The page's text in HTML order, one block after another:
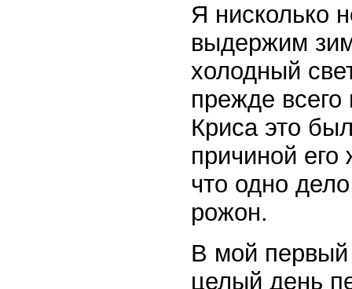
Я нисколько
выдержим
холодный
прежде
Криса это
причиной его
что одно
рожон.
В мой первый
целый день